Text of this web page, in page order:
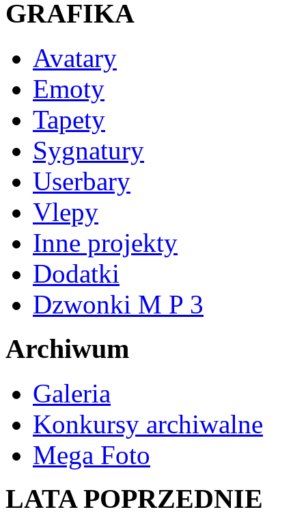
GRAFIKA
Avatary
Emoty
Tapety
Sygnatury
Userbary
Vlepy
Inne projekty
Dodatki
Dzwonki M P 3
Archiwum
Galeria
Konkursy archiwalne
Mega Foto
LATA POPRZEDNIE